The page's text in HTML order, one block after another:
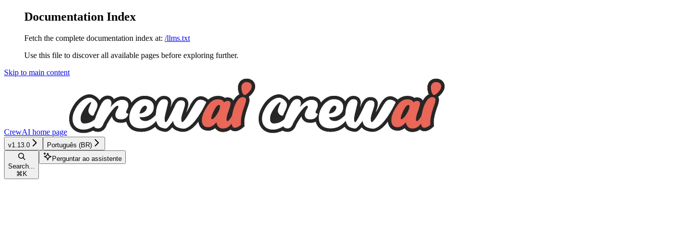
Documentation Index
Fetch the complete documentation index at: /llms.txt
Use this file to discover all available pages before exploring further.
Skip to main content
CrewAI home page
v1.13.0 Português (BR)
Search...
⌘ K
Perguntar ao assistente